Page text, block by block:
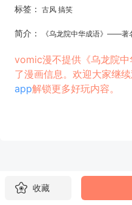
标签： 古风 搞笑
简介： 《乌龙院中华成语》——著
vomic漫不提供《乌龙院
了漫画信息。欢迎大家继
app解锁更多好玩内容。
收藏